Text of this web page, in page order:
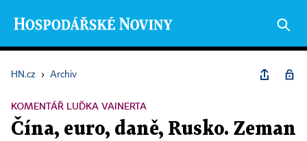
HN.cz › Archiv
KOMENTÁŘ LUĎKA VAINERTA
Čína, euro, daně, Rusko. Zeman